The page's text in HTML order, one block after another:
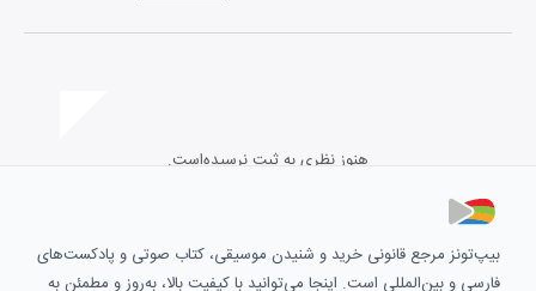
هنوز نظری به ثبت نرسیده‌است.
بیپ‌تونز مرجع قانونی خرید و شنیدن موسیقی، کتاب صوتی و پادکست‌های
فارسی و بین‌المللی است. اینجا می‌توانید با کیفیت بالا، به‌روز و مطمئن به